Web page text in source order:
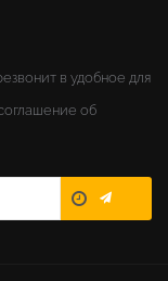
в удобное для
об